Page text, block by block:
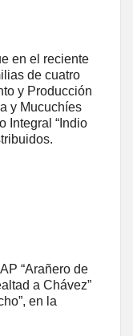
en el reciente
de cuatro
y Producción
y Mucuchíes
Integral “Indio
“Arañero de
a Chávez”
en la